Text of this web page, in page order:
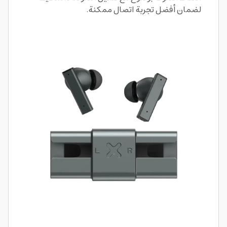
لضمان أفضل تجربة اتصال ممكنة.